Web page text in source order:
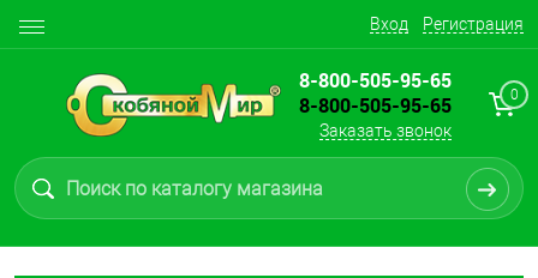
Вход Регистрация
8-800-505-95-65
8-800-505-95-65
Заказать звонок
0